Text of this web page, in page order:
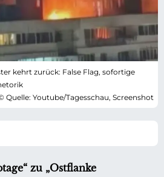
kehrt zurück: False Flag, sofortige
Quelle: Youtube/Tagesschau, Screenshot
zu „Ostflanke